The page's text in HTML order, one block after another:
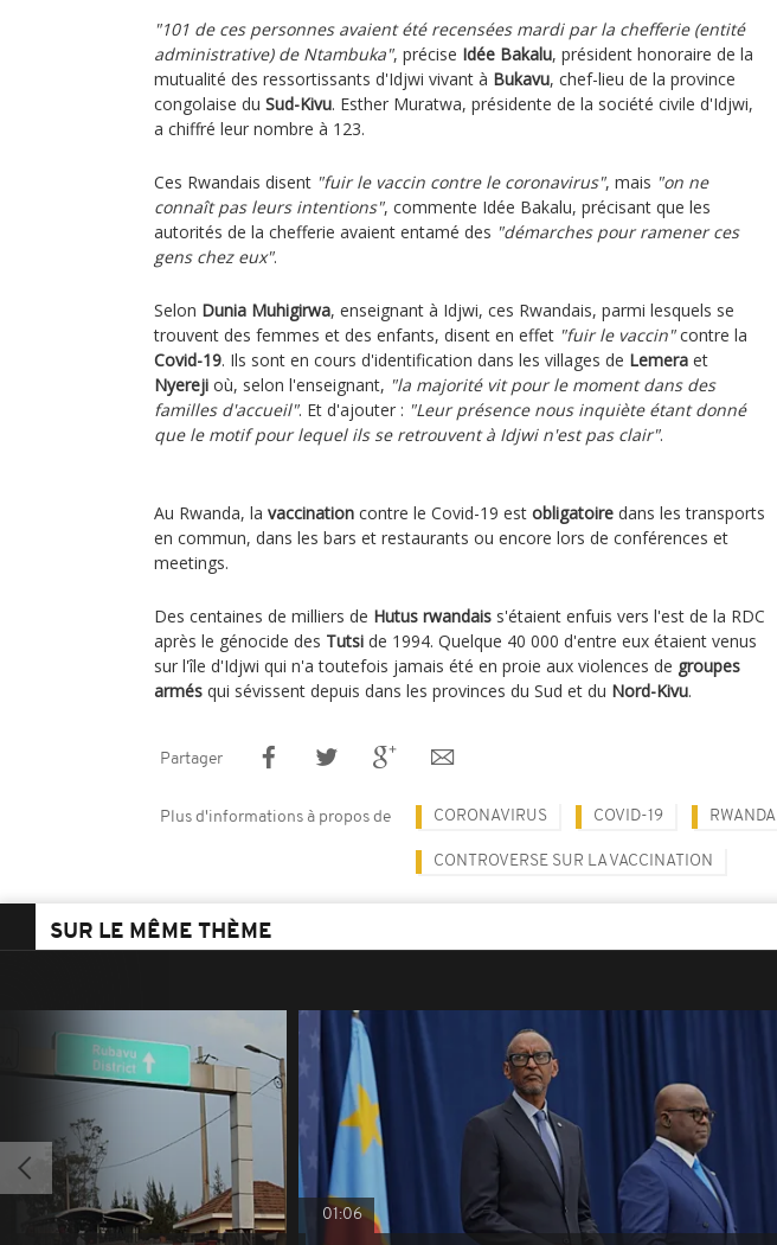
"101 de ces personnes avaient été recensées mardi par la chefferie (entité
administrative) de Ntambuka", précise Idée Bakalu, président honoraire de la
mutualité des ressortissants d'Idjwi vivant à Bukavu, chef-lieu de la province
congolaise du Sud-Kivu. Esther Muratwa, présidente de la société civile d'Idjwi,
a chiffré leur nombre à 123.
Ces Rwandais disent "fuir le vaccin contre le coronavirus", mais "on ne
connaît pas leurs intentions", commente Idée Bakalu, précisant que les
autorités de la chefferie avaient entamé des "démarches pour ramener ces
gens chez eux".
Selon Dunia Muhigirwa, enseignant à Idjwi, ces Rwandais, parmi lesquels se
trouvent des femmes et des enfants, disent en effet "fuir le vaccin"contre la
Covid-19. Ils sont en cours d'identification dans les villages de Lemera et
Nyereji où, selon l'enseignant, "la majorité vit pour le moment dans des
familles d'accueil". Et d'ajouter : "Leur présence nous inquiète étant donné
que le motif pour lequel ils se retrouvent à Idjwi n'est pas clair".
Au Rwanda, la vaccination contre le Covid-19 est obligatoire dans les transports
en commun, dans les bars et restaurants ou encore lors de conférences et
meetings.
Des centaines de milliers de Hutus rwandais s'étaient enfuis vers l'est de la RDC
après le génocide des Tutsi de 1994. Quelque 40 000 d'entre eux étaient venus
sur l'île d'Idjwi qui n'a toutefois jamais été en proie aux violences de groupes
armés qui sévissent depuis dans les provinces du Sud et du Nord-Kivu.
Partager
Plus d'informations à propos de CORONAVIRUS COVID-19 RWANDA
CONTROVERSE SUR LA VACCINATION
SUR LE MÊME THÈME
01:06